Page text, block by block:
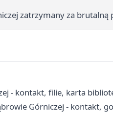
zatrzymany za
- kontakt, filie, karta
Górniczej - kontakt,